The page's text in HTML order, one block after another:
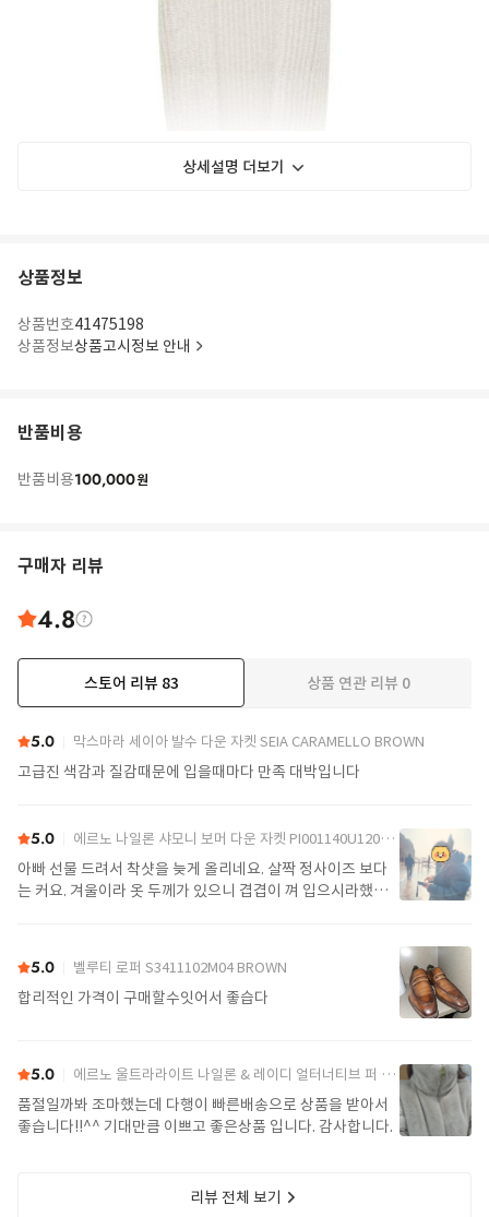
short front button fastening sleeveless This piece fits true to size. We
recommend you get your regular size
상세설명 더보기
상품정보
상품번호41475198
상품정보상품고시정보 안내
반품비용
반품비용100,000원
구매자 리뷰
4.8
스토어 리뷰 83 상품 연관 리뷰 0
5.0 막스마라 세이아 발수 다운 자켓 SEIA CARAMELLO BROWN
고급진 색감과 질감때문에 입을때마다 만족 대박입니다
5.0 에르노 나일론 샤모니 보머 다운 자켓 PI001140U12004Z 9389 Black
아빠 선물 드려서 착샷을 늦게 올리네요. 살짝 정사이즈 보다
는 커요. 겨울이라 옷 두께가 있으니 겹겹이 껴 입으시라했어
5.0 벨루티 로퍼 S3411102M04 BROWN
합리적인 가격이 구매할수잇어서 좋습다
5.0 에르노 울트라라이트 나일론 & 레이디 얼터너티브 퍼 케이프 PI002017D 12017Z 1985Chatilly Beige
품절일까봐 조마했는데 다행이 빠른배송으로 상품을 받아서
좋습니다!!^^ 기대만큼 이쁘고 좋은상품 입니다. 감사합니다.
리뷰 전체 보기